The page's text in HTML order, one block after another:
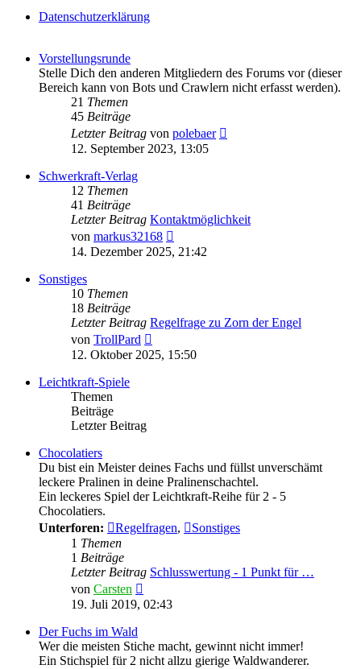
Datenschutzerklärung
Vorstellungsrunde
Stelle Dich den anderen Mitgliedern des Forums vor (dieser
Bereich kann von Bots und Crawlern nicht erfasst werden).
21 Themen
45 Beiträge
Letzter Beitrag von polebaer
12. September 2023, 13:05
Schwerkraft-Verlag
12 Themen
41 Beiträge
Letzter Beitrag Kontaktmöglichkeit
von markus32168
Beitrag
14. Dezember 2025, 21:42
Sonstiges
10 Themen
18 Beiträge
Letzter Beitrag Regelfrage zu Zorn der Engel
von TrollPard
Beitrag
12. Oktober 2025, 15:50
Leichtkraft-Spiele
Themen
Beiträge
Letzter Beitrag
Chocolatiers
Du bist ein Meister deines Fachs und füllst unverschämt
leckere Pralinen in deine Pralinenschachtel.
Ein leckeres Spiel der Leichtkraft-Reihe für 2 - 5
Chocolatiers.
Unterforen:
Regelfragen,
Sonstiges
1 Themen
1 Beiträge
Letzter Beitrag Schlusswertung - 1 Punkt für …
von Carsten
Beitrag
19. Juli 2019, 02:43
Der Fuchs im Wald
Wer die meisten Stiche macht, gewinnt nicht immer!
Ein Stichspiel für 2 nicht allzu gierige Waldwanderer.